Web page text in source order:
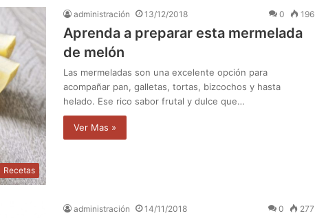
Recetas
administración 13/12/2018 0 196
Aprenda a preparar esta mermelada
de melón
Las mermeladas son una excelente opción para
acompañar pan, galletas, tortas, bizcochos y hasta
helado. Ese rico sabor frutal y dulce que…
Ver Mas »
administración 14/11/2018 0 277